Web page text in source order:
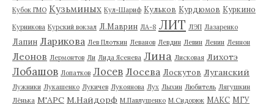
Кубок ГМО Кузьминых Кул-Шариф Кульков Курдюмов Куркино
Курникова Курский вокзал Л.Маврин ЛА-8 ЛИТ ЛЭП Лазаренко
Лапин Ларикова Лев Плоткин Леванов Левдин Левин Ленин Леннон
Леонов Лермонтов Ли Лида Ясенева Лина Лисковая Лихотэ
Лобашов Лопатков Лосев Лосева Лоскутов Луганский
Лужники Лукашенко Лукичев Лукоянова Лух Лыхин Любитель Лягушкин
Лёнька М'АРС М.Найдорф М.Павлушенко М.Сидорюк МАКС МГУ